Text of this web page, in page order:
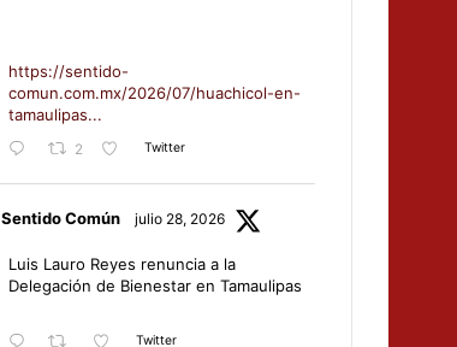
https://sentido-
comun.com.mx/2026/07/huachicol-en-
tamaulipas...
2 Twitter
Sentido Común julio 28, 2026
Luis Lauro Reyes renuncia a la
Delegación de Bienestar en Tamaulipas
Twitter